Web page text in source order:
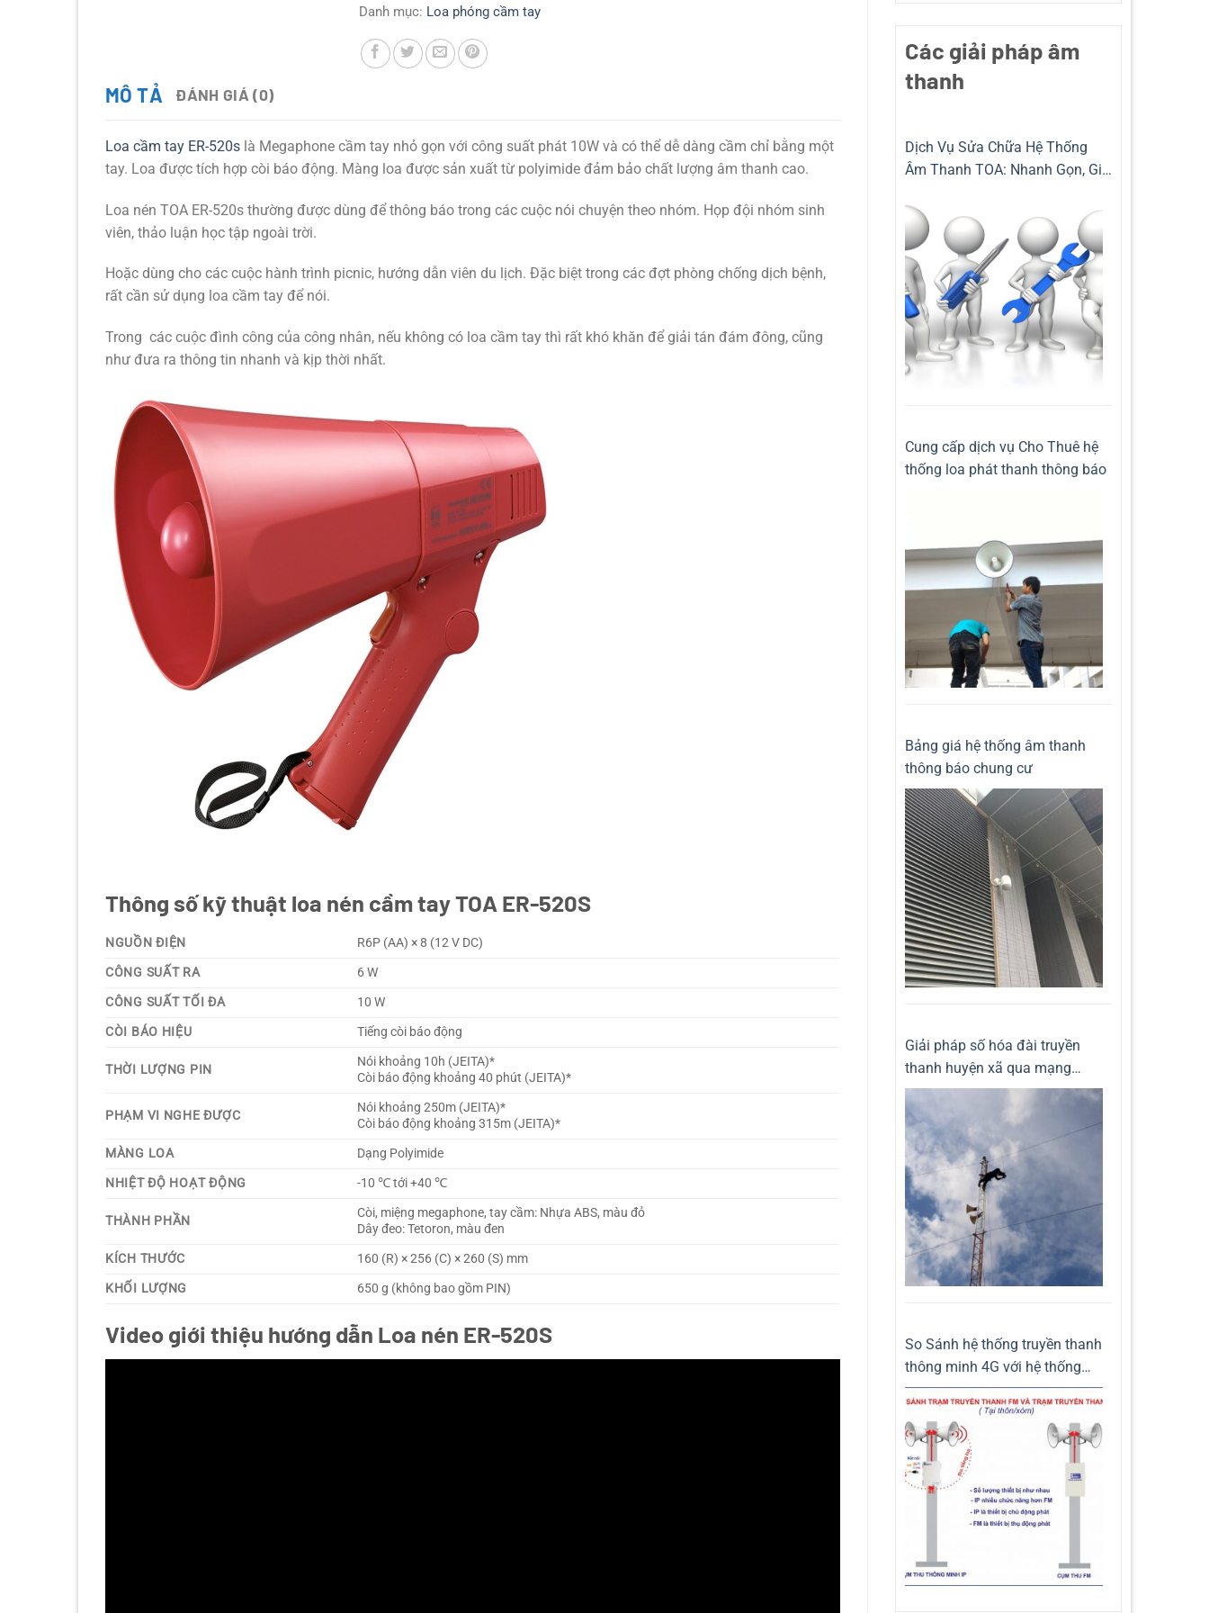
Các giải pháp âm
thanh
Dịch Vụ Sửa Chữa Hệ Thống
Âm Thanh TOA: Nhanh Gọn, Giá
Cung cấp dịch vụ Cho Thuê hệ
thống loa phát thanh thông báo
Bảng giá hệ thống âm thanh
thông báo chung cư
Giải pháp số hóa đài truyền
thanh huyện xã qua mạng
internet 3G 4G
So Sánh hệ thống truyền thanh
thông minh 4G với hệ thống
truyền thanh không dây FM
Danh mục: Loa phóng cầm tay
MÔ TẢ ĐÁNH GIÁ (0)
Loa cầm tay ER-520s là Megaphone cầm tay nhỏ gọn với công suất phát 10W và có thể dễ dàng cầm chỉ bằng một
tay. Loa được tích hợp còi báo động. Màng loa được sản xuất từ polyimide đảm bảo chất lượng âm thanh cao.
Loa nén TOA ER-520s thường được dùng để thông báo trong các cuộc nói chuyện theo nhóm. Họp đội nhóm sinh
viên, thảo luận học tập ngoài trời.
Hoặc dùng cho các cuộc hành trình picnic, hướng dẫn viên du lịch. Đặc biệt trong các đợt phòng chống dịch bệnh,
rất cần sử dụng loa cầm tay để nói.
Trong các cuộc đình công của công nhân, nếu không có loa cầm tay thì rất khó khăn để giải tán đám đông, cũng
như đưa ra thông tin nhanh và kịp thời nhất.
Thông số kỹ thuật loa nén cầm tay TOA ER-520S
NGUỒN ĐIỆN
R6P (AA) × 8 (12 V DC)
CÔNG SUẤT RA
6 W
CÔNG SUẤT TỐI ĐA
10 W
CÒI BÁO HIỆU
Tiếng còi báo động
THỜI LƯỢNG PIN
Nói khoảng 10h (JEITA)*
Còi báo động khoảng 40 phút (JEITA)*
PHẠM VI NGHE ĐƯỢC
Nói khoảng 250m (JEITA)*
Còi báo động khoảng 315m (JEITA)*
MÀNG LOA
Dạng Polyimide
NHIỆT ĐỘ HOẠT ĐỘNG
-10 ℃ tới +40 ℃
THÀNH PHẦN
Còi, miệng megaphone, tay cầm: Nhựa ABS, màu đỏ
Dây đeo: Tetoron, màu đen
KÍCH THƯỚC
160 (R) × 256 (C) × 260 (S) mm
KHỐI LƯỢNG
650 g (không bao gồm PIN)
Video giới thiệu hướng dẫn Loa nén ER-520S